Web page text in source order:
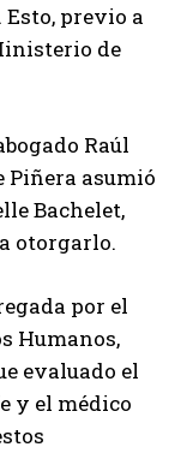
previo a
de
Raúl
Piñera asumió
Bachelet,
otorgarlo.
por el
Humanos,
evaluado el
y el médico